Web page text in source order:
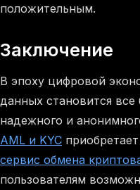
положительным.
Заключение
В эпоху цифровой
данных становится все
надежного и
AML и KYC
сервис обмена
пользователям